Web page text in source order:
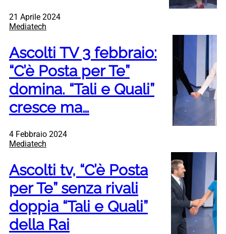
21 Aprile 2024
Mediatech
Ascolti TV 3 febbraio:
“C’è Posta per Te”
domina. “Tali e Quali”
cresce ma…
4 Febbraio 2024
Mediatech
Ascolti tv, “C’è Posta
per Te” senza rivali
doppia “Tali e Quali”
della Rai